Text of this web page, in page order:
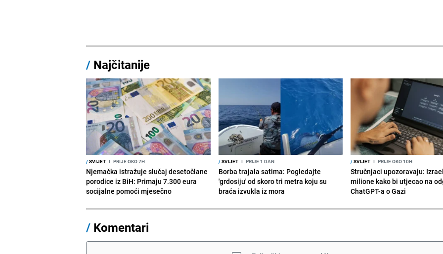
/ Najčitanije
/SVIJET I PRIJE OKO 7H
Njemačka istražuje slučaj desetočlane
porodice iz BiH: Primaju 7.300 eura
socijalne pomoći mjesečno
/SVIJET I PRIJE 1 DAN
Borba trajala satima: Pogledajte
'grdosiju' od skoro tri metra koju su
braća izvukla iz mora
/SVIJET I PRIJE OKO 10H
Stručnjaci upozoravaju:
milione kako bi utjecao na
ChatGPT-a o Gazi
/ Komentari